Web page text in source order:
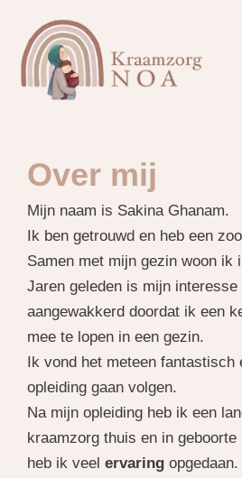
Over mij
Mijn naam is Sakina Ghanam.
Ik ben getrouwd en heb een
Samen met mijn gezin woon ik
Jaren geleden is mijn
aangewakkerd doordat ik een
mee te lopen in een gezin.
Ik vond het meteen fantastisch
opleiding gaan volgen.
Na mijn opleiding heb ik een
kraamzorg thuis en in
heb ik veel ervaring opgedaan.